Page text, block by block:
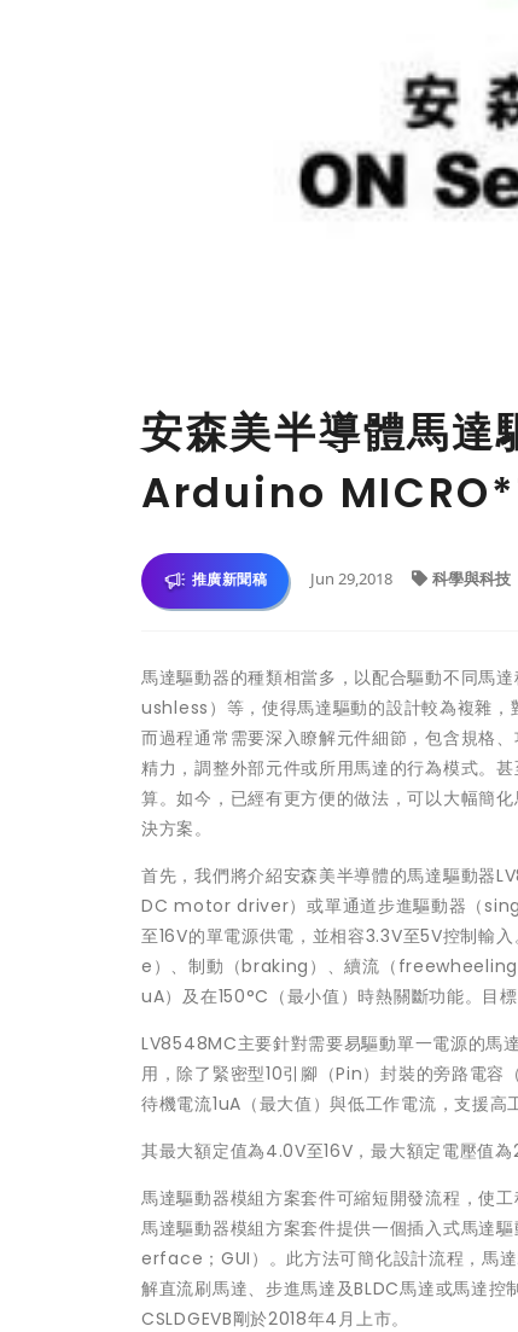
安森美半導體馬達
Arduino
推廣新聞稿 Jun 29,2018 科學與科技
馬達驅動器的種類相當多，以配合驅動不同
ushless）等，使得馬達驅動的設計較為複雜，
而過程通常需要深入瞭解元件細節，包含規格
精力，調整外部元件或所用馬達的行為模式。
算。如今，已經有更方便的做法，可以大幅簡
決方案。
首先，我們將介紹安森美半導體的馬達驅動
DC motor driver）或單通道步進驅動器（
至16V的單電源供電，並相容3.3V至5V控制
e）、制動（braking）、續流（
uA）及在150°C（最小值）時熱關斷功能。目
LV8548MC主要針對需要易驅動單一電源的馬
用，除了緊密型10引腳（Pin）封裝的旁路電
待機電流1uA（最大值）與低工作電流，支援高
其最大額定值為4.0V至16V，最大額定電壓值
馬達驅動器模組方案套件可縮短開發流程，使
馬達驅動器模組方案套件提供一個插入式馬達
erface；GUI）。此方法可簡化設計流程，馬
解直流刷馬達、步進馬達及BLDC馬達或馬達
CSLDGEVB剛於2018年4月上市。